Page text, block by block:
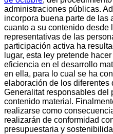
administraciones públicas.
incorpora buena parte de las
cuanto a su contenido
representativas de las
participación activa ha
lugar, esta ley pretende
eficiencia en el desarrollo
en ella, para lo cual se ha
elaboración de los diferentes
Generalitat responsables del
contenido material.
realizarse como
realizarán de conformidad
presupuestaria y